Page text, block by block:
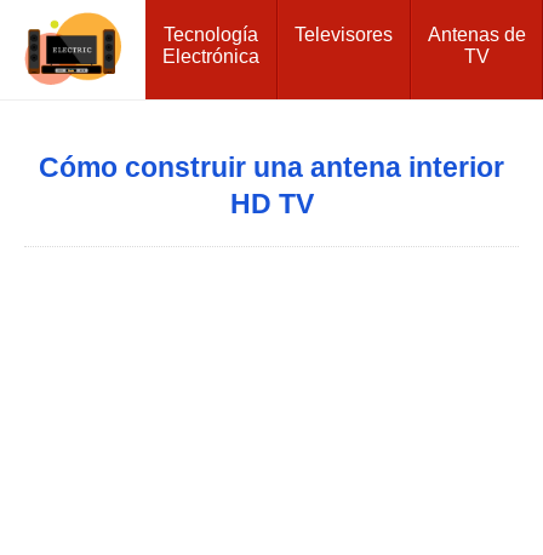
Tecnología
Electrónica
Televisores
Antenas de
TV
Cómo construir una antena interior
HD TV